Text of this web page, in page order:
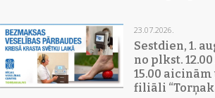
23.07.2026.
Sestdien, 1.
no plkst.
15.00 aicinām
filiāli